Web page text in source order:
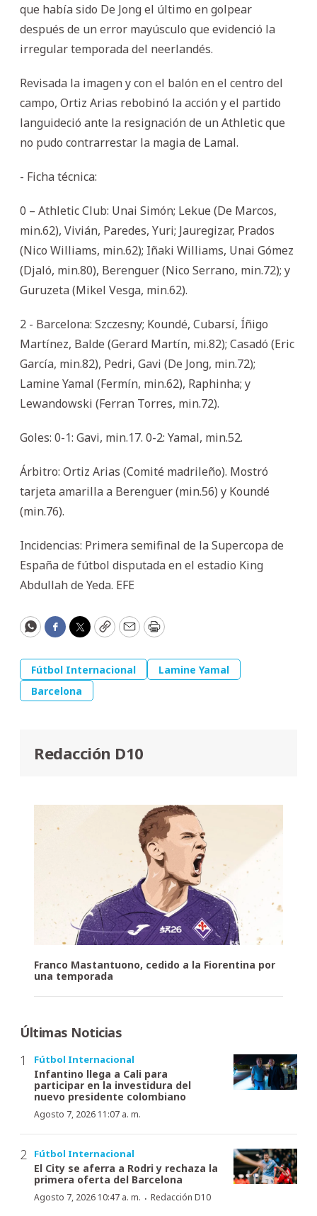
que había sido De Jong el último en golpear
después de un error mayúsculo que evidenció la
irregular temporada del neerlandés.
Revisada la imagen y con el balón en el centro del
campo, Ortiz Arias rebobinó la acción y el partido
languideció ante la resignación de un Athletic que
no pudo contrarrestar la magia de Lamal.
- Ficha técnica:
0 – Athletic Club: Unai Simón; Lekue (De Marcos,
min.62), Vivián, Paredes, Yuri; Jauregizar, Prados
(Nico Williams, min.62); Iñaki Williams, Unai Gómez
(Djaló, min.80), Berenguer (Nico Serrano, min.72); y
Guruzeta (Mikel Vesga, min.62).
2 - Barcelona: Szczesny; Koundé, Cubarsí, Íñigo
Martínez, Balde (Gerard Martín, mi.82); Casadó (Eric
García, min.82), Pedri, Gavi (De Jong, min.72);
Lamine Yamal (Fermín, min.62), Raphinha; y
Lewandowski (Ferran Torres, min.72).
Goles: 0-1: Gavi, min.17. 0-2: Yamal, min.52.
Árbitro: Ortiz Arias (Comité madrileño). Mostró
tarjeta amarilla a Berenguer (min.56) y Koundé
(min.76).
Incidencias: Primera semifinal de la Supercopa de
España de fútbol disputada en el estadio King
Abdullah de Yeda. EFE
WhatsApp
Facebook
Twitter
CopyEmailPrint
Fútbol Internacional
Lamine Yamal
Barcelona
Redacción D10
Franco Mastantuono, cedido a la Fiorentina por
una temporada
Últimas Noticias
Fútbol Internacional
Infantino llega a Cali para
participar en la investidura del
nuevo presidente colombiano
Agosto 7, 2026 11:07 a. m.
Fútbol Internacional
El City se aferra a Rodri y rechaza la
primera oferta del Barcelona
Agosto 7, 2026 10:47 a. m. · Redacción D10